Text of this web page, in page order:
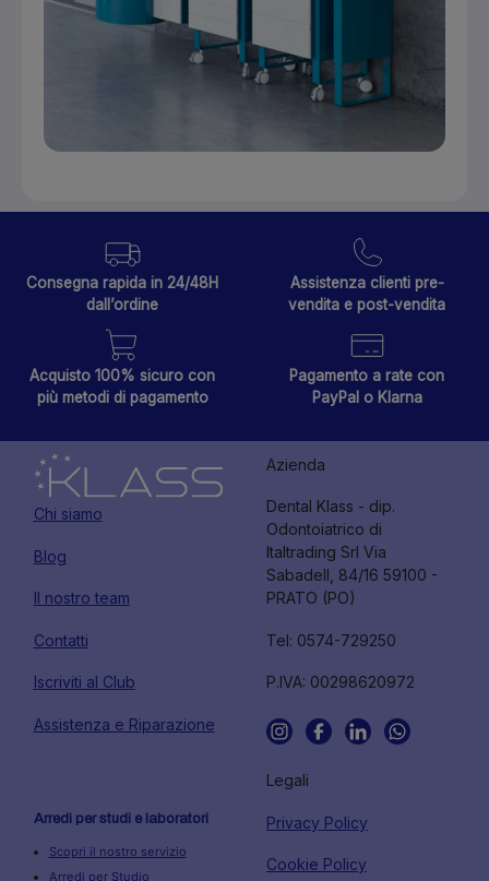
Consegna rapida in 24/48H
dall’ordine
Assistenza clienti pre-
vendita e post-vendita
Acquisto 100% sicuro con
più metodi di pagamento
Pagamento a rate con
PayPal o Klarna
Chi siamo
Blog
Il nostro team
Contatti
Iscriviti al Club
Assistenza e Riparazione
Azienda
Dental Klass - dip.
Odontoiatrico di
Italtrading Srl Via
Sabadell, 84/16 59100 -
PRATO (PO)
Tel: 0574-729250
P.IVA: 00298620972
Arredi per studi e laboratori
Scopri il nostro servizio
Arredi per Studio
Legali
Privacy Policy
Cookie Policy